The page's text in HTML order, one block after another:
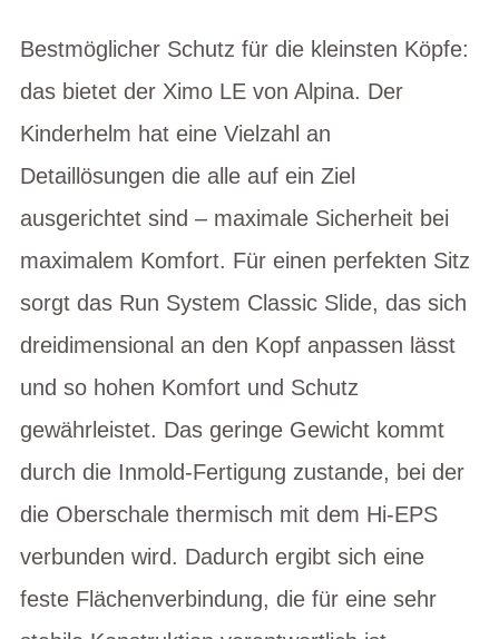
Bestmöglicher Schutz für die kleinsten Köpfe:
das bietet der Ximo LE von Alpina. Der
Kinderhelm hat eine Vielzahl an
Detaillösungen die alle auf ein Ziel
ausgerichtet sind – maximale Sicherheit bei
maximalem Komfort. Für einen perfekten Sitz
sorgt das Run System Classic Slide, das sich
dreidimensional an den Kopf anpassen lässt
und so hohen Komfort und Schutz
gewährleistet. Das geringe Gewicht kommt
durch die Inmold-Fertigung zustande, bei der
die Oberschale thermisch mit dem Hi-EPS
verbunden wird. Dadurch ergibt sich eine
feste Flächenverbindung, die für eine sehr